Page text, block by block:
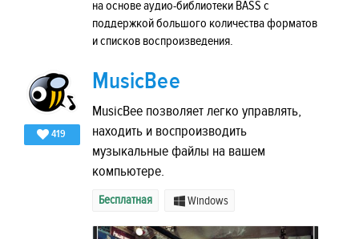
на основе аудио-библиотеки BASS с
поддержкой большого количества форматов
и списков воспроизведения.
419
MusicBee
MusicBee позволяет легко управлять,
находить и воспроизводить
музыкальные файлы на вашем
компьютере.
Бесплатная Windows